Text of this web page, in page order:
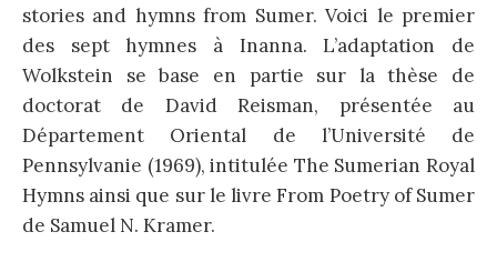
stories and hymns from Sumer. Voici le premier
des sept hymnes à Inanna. L’adaptation de
Wolkstein se base en partie sur la thèse de
doctorat de David Reisman, présentée au
Département Oriental de l’Université de
Pennsylvanie (1969), intitulée The Sumerian Royal
Hymns ainsi que sur le livre From Poetry of Sumer
de Samuel N. Kramer.